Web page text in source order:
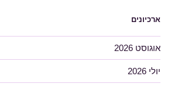
ארכיונים
אוגוסט 2026
יולי 2026